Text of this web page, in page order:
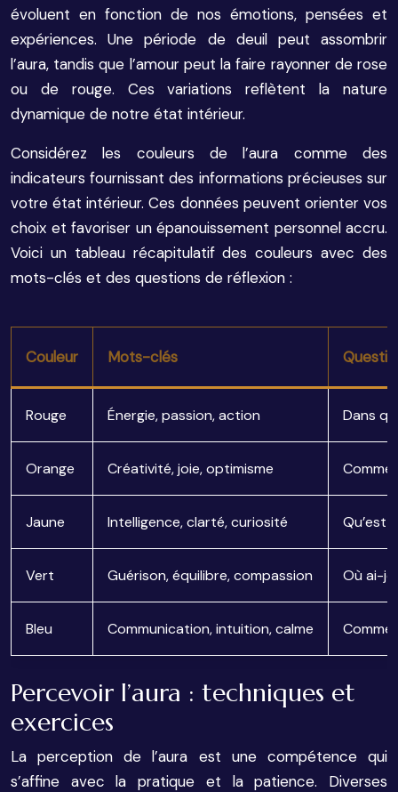
évoluent en fonction de nos émotions, pensées et
expériences. Une période de deuil peut assombrir
l’aura, tandis que l’amour peut la faire rayonner de rose
ou de rouge. Ces variations reflètent la nature
dynamique de notre état intérieur.
Considérez les couleurs de l’aura comme des
indicateurs fournissant des informations précieuses sur
votre état intérieur. Ces données peuvent orienter vos
choix et favoriser un épanouissement personnel accru.
Voici un tableau récapitulatif des couleurs avec des
mots-clés et des questions de réflexion :
Couleur Mots-clés
Rouge Énergie, passion, action Dans
Orange Créativité, joie, optimisme
Jaune Intelligence, clarté, curiosité
Vert Guérison, équilibre, compassion Où ai-
Bleu Communication, intuition, calme
Percevoir l’aura : techniques et
exercices
La perception de l’aura est une compétence qui
s’affine avec la pratique et la patience. Diverses